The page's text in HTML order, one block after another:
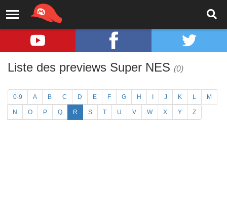
Liste des previews Super NES (0)
0-9 A B C D E F G H J K L M
N O P Q R S T U V W X Y Z